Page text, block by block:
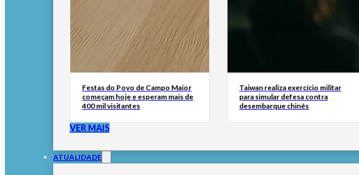
Festas do Povo de Campo Maior
começam hoje e esperam mais de
400 mil visitantes
Taiwan realiza exercício militar
para simular defesa contra
desembarque chinês
VER MAIS
ATUALIDADE